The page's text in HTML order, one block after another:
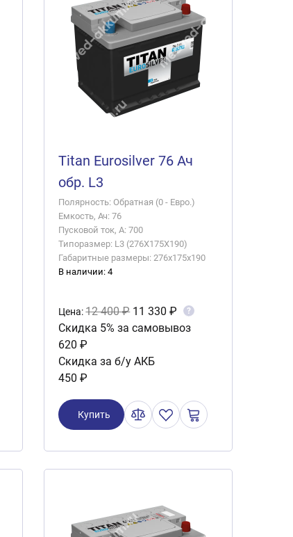
Titan Eurosilver 76 Ач
обр. L3
Полярность: Обратная (0 - Евро.)
Емкость, Ач: 76
Пусковой ток, А: 700
Типоразмер: L3 (276X175X190)
Габаритные размеры: 276x175x190
В наличии: 4
Цена:12 400 ₽ 11 330 ₽ ?
Скидка 5% за самовывоз
620 ₽
Скидка за б/у АКБ
450 ₽
Купить